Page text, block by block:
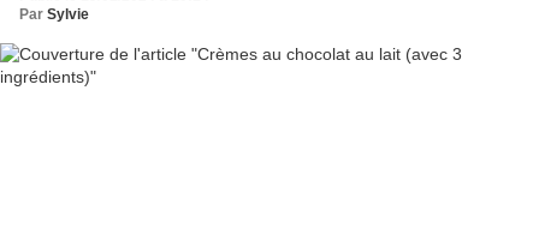
Par Sylvie